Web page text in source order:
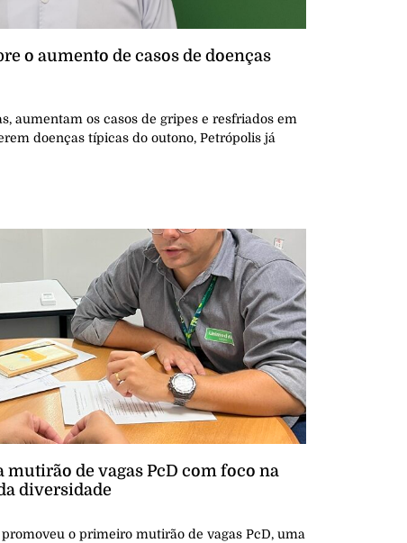
o aumento de casos de doenças
aumentam os casos de gripes e resfriados em
doenças típicas do outono, Petrópolis já
de vagas PcD com foco na
diversidade
o primeiro mutirão de vagas PcD, uma